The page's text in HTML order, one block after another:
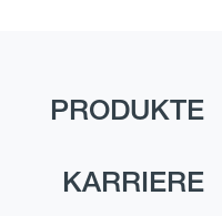
PRODUKTE
KARRIERE